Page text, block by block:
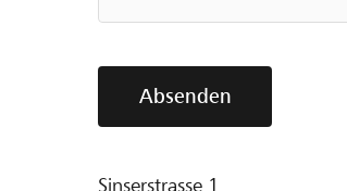
Absenden
Sinserstrasse 1